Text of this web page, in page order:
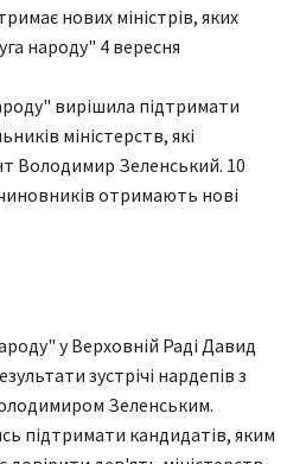
нових міністрів, яких
народу" 4 вересня
вирішила підтримати
міністерств, які
Володимир Зеленський. 10
чиновників отримають нові
у Верховній Раді Давид
зустрічі нардепів з
Зеленським.
підтримати кандидатів, яким